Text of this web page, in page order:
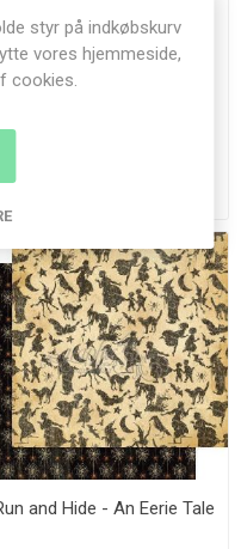
Journaling Chipboard - An
and Hide - An Eerie Tale
styr på indkøbskurv
vores hjemmeside,
cookies.